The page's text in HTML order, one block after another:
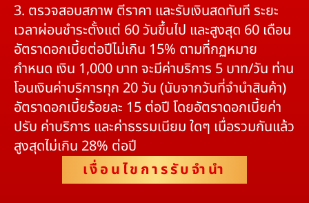
3. ตรวจสอบสภาพ ตีราคา และรับเงินสดทันที ระยะ
เวลาผ่อนชำระตั้งแต่ 60 วันขึ้นไป และสูงสุด 60 เดือน
อัตราดอกเบี้ยต่อปีไม่เกิน 15% ตามที่กฏหมาย
กำหนด เงิน 1,000 บาท จะมีค่าบริการ 5 บาท/วัน ท่าน
โอนเงินค่าบริการทุก 20 วัน (นับจากวันที่จำนำสินค้า)
อัตราดอกเบี้ยร้อยละ 15 ต่อปี โดยอัตราดอกเบี้ยค่า
ปรับ ค่าบริการ และค่าธรรมเนียม ใดๆ เมื่อรวมกันแล้ว
สูงสุดไม่เกิน 28% ต่อปี
เงื่อนไขการรับจำนำ